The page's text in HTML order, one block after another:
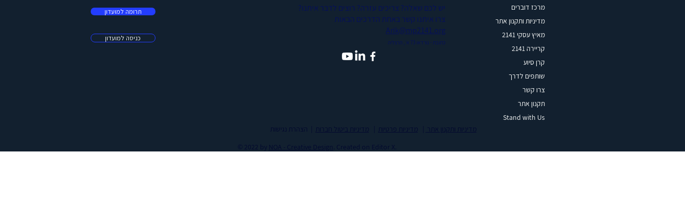
יש לכם שאלה? צריכים עזרה? רוצים לדבר איתנו?
צרו איתנו קשר באחת הדרכים הבאות
Arik@mp2141.org
כתובת - נורדאו 73 א׳, הרצליה
מרכז דוברים
מדיניות ותקנון אתר
מאיץ עסקי 2141
קריירה 2141
קרן סיוע
שותפים לדרך
צרו קשר
תקנון אתר
Stand with Us
מדיניות ותקנון אתר
מדיניות פרטיות מדיניות ביטול חברות
| הצהרת נגישות
© 2022 by
NOA - Creative Design . Created on Editor X.
כניסה למועדון
תרומה למועדון